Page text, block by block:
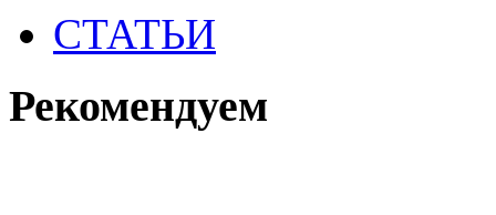
СТАТЬИ
Рекомендуем